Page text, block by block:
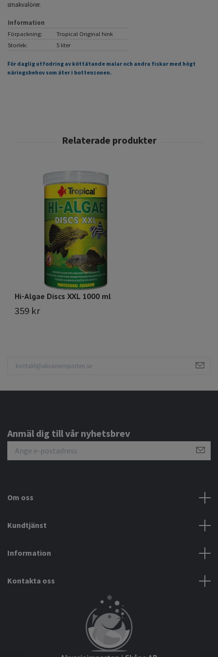
smakvalörer.
Information
Förpackning:
Tropical Original hink
Storlek:
5 liter
För daglig utfodring av köttätande malar och andra fiskar med högt
näringsbehov som äter i bottenzonen.
Hi-Algae Discs XXL 1000 ml
359 kr
Anmäl dig till vår nyhetsbrev
Om oss
Kundtjänst
Information
Kontakta oss